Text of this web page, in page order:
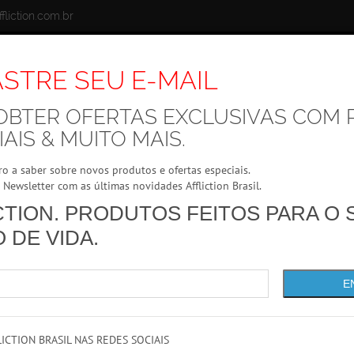
MARCAS ACESSÓRIOS
CAMISETA XTREME COUTURE
FAITH DRIVEN
SEU E-MAIL
OFERTAS EXCLUSIVAS COM
& MUITO MAIS.
a saber sobre novos produtos e ofertas especiais.
Newsletter com as últimas novidades Affliction Brasil.
PRODUTOS FEITOS PARA O
DE VIDA.
BRASIL NAS REDES SOCIAIS